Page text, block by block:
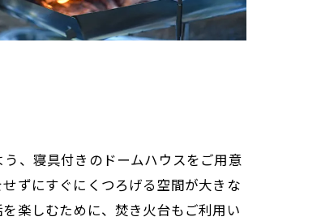
、寝具付きのドームハウスをご用意
ずにすぐにくつろげる空間が大きな
楽しむために、焚き火台もご利用い